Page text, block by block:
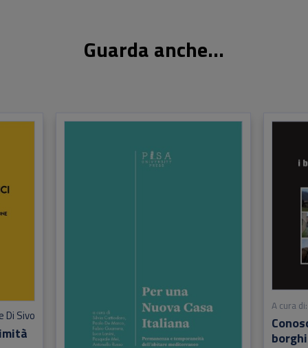
Guarda anche...
Di Sivo
A cura di: